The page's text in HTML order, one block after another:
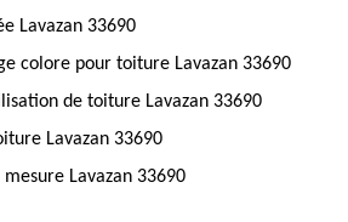
Lavazan 33690
colore pour toiture Lavazan 33690
de toiture Lavazan 33690
Lavazan 33690
Lavazan 33690